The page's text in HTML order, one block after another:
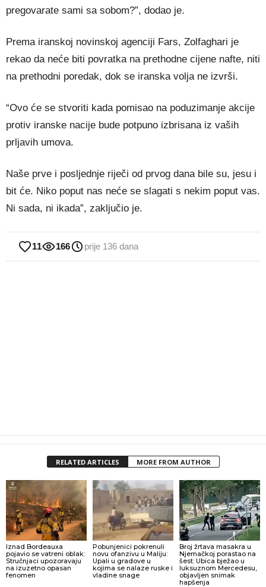
pregovarate sami sa sobom?”, dodao je.
Prema iranskoj novinskoj agenciji Fars, Zolfaghari je
rekao da neće biti povratka na prethodne cijene nafte, niti
na prethodni poredak, dok se iranska volja ne izvrši.
“Ovo će se stvoriti kada pomisao na poduzimanje akcije
protiv iranske nacije bude potpuno izbrisana iz vaših
prljavih umova.
Naše prve i posljednje riječi od prvog dana bile su, jesu i
bit će. Niko poput nas neće se slagati s nekim poput vas.
Ni sada, ni ikada”, zaključio je.
11 166 prije 136 dana
RELATED ARTICLES MORE FROM AUTHOR
Iznad Bordeauxa
pojavio se vatreni oblak:
Stručnjaci upozoravaju
na izuzetno opasan
fenomen
Pobunjenici pokrenuli
novu ofanzivu u Maliju:
Upali u gradove u
kojima se nalaze ruske i
vladine snage
Broj žrtava masakra u
Njemačkoj porastao na
šest: Ubica bježao u
luksuznom Mercedesu,
objavljen snimak
hapšenja